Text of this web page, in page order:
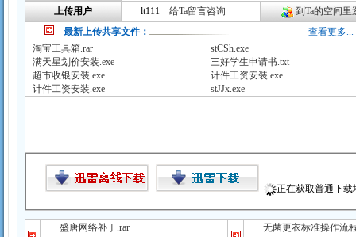
上传用户
lt111 给Ta留言咨询
到Ta的空间里
最新上传共享文件：
查看更多...
淘宝工具箱.rar
stCSh.exe
满天星划价安装.exe
三好学生申请书.txt
超市收银安装.exe
计件工资安装.exe
计件工资安装.exe
stJJx.exe
正在获取普通下载
盛唐网络补丁.rar
无菌更衣标准操作流